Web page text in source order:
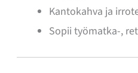
Kantokahva ja
Sopii työmatka-,